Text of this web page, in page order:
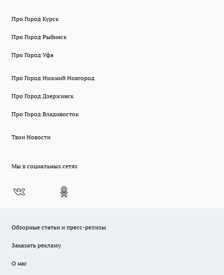
Про Город Курск
Про Город Рыбинск
Про Город Уфа
Про Город Нижний Новгород
Про Город Дзержинск
Про Город Владивосток
Твои Новости
Мы в социальных сетях
Обзорные статьи и пресс-релизы
Заказать рекламу
О нас